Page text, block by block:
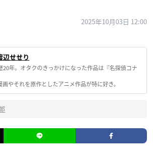
2025年10月03日 12:00
辺せせり
20年。オタクのきっかけになった作品は『名探偵コナ
画やそれを原作としたアニメ作品が特に好き。